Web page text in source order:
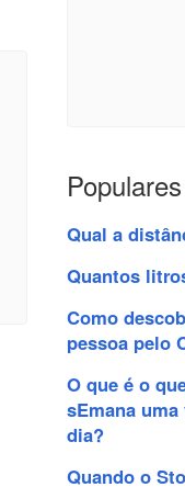
Populares
Qual a
Quantos
Como
pessoa pelo
O que é o
sEmana
dia?
Quando o